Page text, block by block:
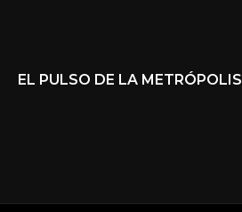
EL PULSO DE LA METRÓPOLIS